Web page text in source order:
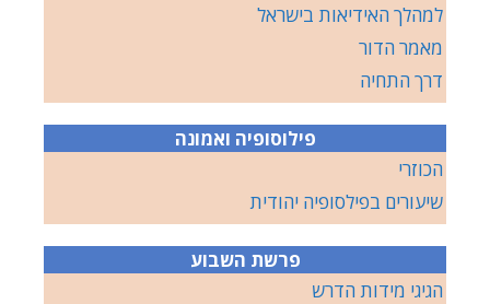
למהלך האידיאות בישראל
מאמר הדור
דרך התחיה
פילוסופיה ואמונה
הכוזרי
שיעורים בפילסופיה יהודית
פרשת השבוע
הגיגי מידות הדרש